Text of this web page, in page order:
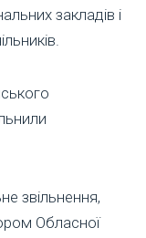
закладів і
звільнення,
Обласної